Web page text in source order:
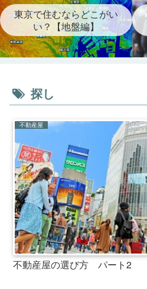
東京で住むならどこがい
い？【地盤編】
探し
不動産屋
不動産屋の選び方 パート2